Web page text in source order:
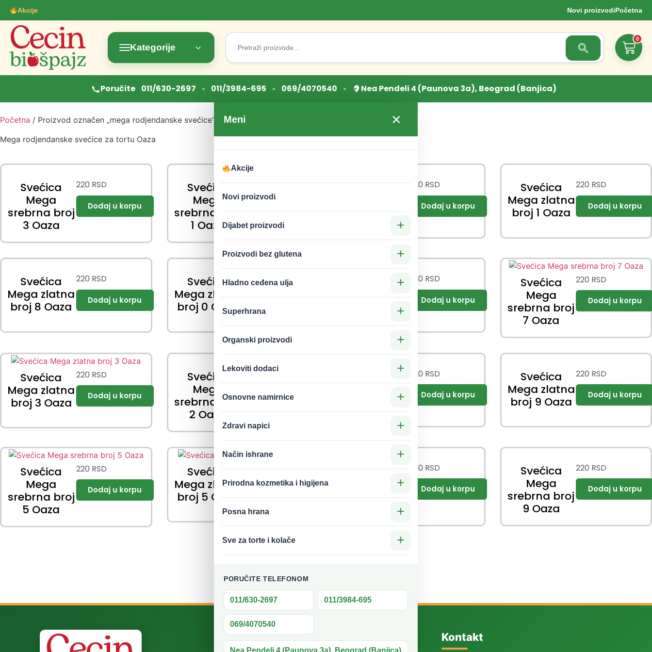
Akcije Novi proizvodiPočetna
Kategorije
Search
for:
Search Button
0
Poručite 011/630-2697 • 011/3984-695 • 069/4070540 • Nea Pendeli 4 (Paunova 3a), Beograd (Banjica)
Meni ×
Akcije
Novi proizvodi
Dijabet proizvodi +
Proizvodi bez glutena +
Hladno ceđena ulja +
Superhrana +
Organski proizvodi +
Lekoviti dodaci +
Osnovne namirnice +
Zdravi napici +
Način ishrane +
Prirodna kozmetika i higijena +
Posna hrana +
Sve za torte i kolače +
PORUČITE TELEFONOM
011/630-2697 011/3984-695
069/4070540
Nea Pendeli 4 (Paunova 3a), Beograd (Banjica)
Početna / Proizvod označen „mega rodjendanske svećice“
Mega rodjendanske svećice za tortu Oaza
Svećica
Mega
srebrna broj
3 Oaza
220 RSD
Svećica
Mega
srebrna broj
1 Oaza
220RSD
Svećica
broj 2 Oaza
220 RSD
Svećica
Mega zlatna
broj 1 Oaza
220 RSD
Svećica
Mega zlatna
broj 8 Oaza
220 RSD
Svećica
Mega zlatna
broj 0 Oaza
220RSD
Mega zlatna
broj 4 Oaza
220 RSD
Svećica
Mega
srebrna broj
7 Oaza
220 RSD
Svećica
Mega zlatna
broj 3 Oaza
220 RSD
Svećica
Mega
srebrna broj
2 Oaza
220RSD
broj 7 Oaza
220 RSD
Svećica
Mega zlatna
broj 9 Oaza
220 RSD
Svećica
Mega
srebrna broj
5 Oaza
220 RSD
Svećica
Mega zlatna
broj 5 Oaza
220RSD
Svećica
srebrna broj
220 RSD
Svećica
Mega
srebrna broj
9 Oaza
220 RSD
2
Brzi linkovi Kontakt